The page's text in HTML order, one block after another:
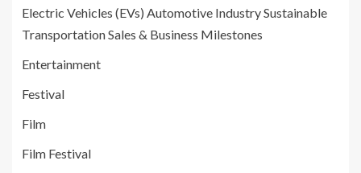
Electric Vehicles (EVs) Automotive Industry Sustainable
Transportation Sales & Business Milestones
Entertainment
Festival
Film
Film Festival